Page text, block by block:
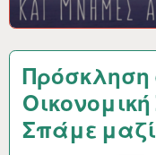
Πρόσκληση
Σπάμε μαζί